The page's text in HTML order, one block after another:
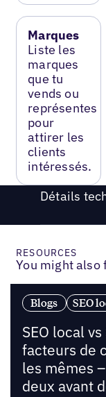
Marques
Liste les
marques
que tu
vends ou
représentes
pour
attirer les
clients
intéressés.
Détails
RESOURCES
You might
Blogs SEO
SEO local
facteurs de
les mêmes
deux avant